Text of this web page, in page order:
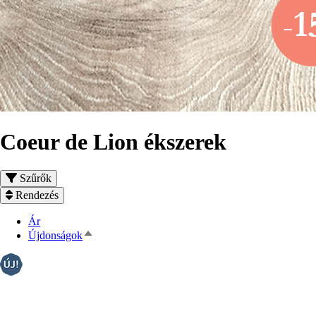
Coeur de Lion ékszerek
Szűrők
Rendezés
Ár
ÚjdonságokCsökkenő